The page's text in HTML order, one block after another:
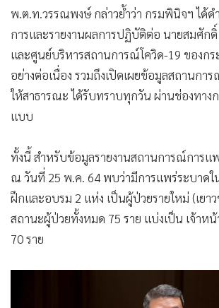
พ.ต.ท.วรรณพงษ์ กล่าวย้ำว่า กรมพินิจฯ ได้ด
การและรายงานผลการปฏิบัติต่อ นายสมศัก
และศูนย์บริหารสถานการณ์โควิด-19 ของกร
อย่างต่อเนื่อง รวมถึงเปิดเผยข้อมูลสถานกา
ให้สาธารณะ ได้รับทราบทุกวัน ผ่านช่องทาง
แบบ
ทั้งนี้ สำหรับข้อมูลรายงานสถานการณ์การแ
ณ วันที่ 25 พ.ค. 64 พบว่ามีการแพร่ระบาด
ฝึกและอบรม 2 แห่ง เป็นผู้ป่วยรายใหม่ (เยา
สถานะผู้ป่วยทั้งหมด 75 ราย แบ่งเป็น เจ้าหน้
70 ราย